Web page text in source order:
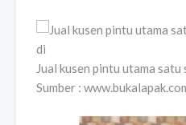
Jual kusen pintu utama
Sumber :